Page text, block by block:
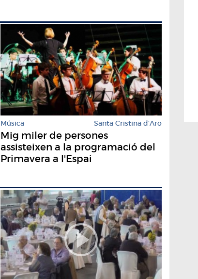
Música Santa Cristina d'Aro
Mig miler de persones
assisteixen a la programació del
Primavera a l'Espai